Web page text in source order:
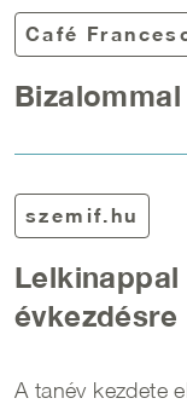
Café
szemif.hu
évkezdésre
A tanév kezdete